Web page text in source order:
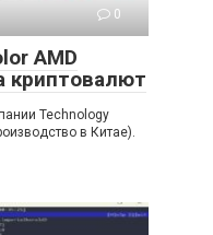
0
AMD
криптовалют
Technology
в Китае).